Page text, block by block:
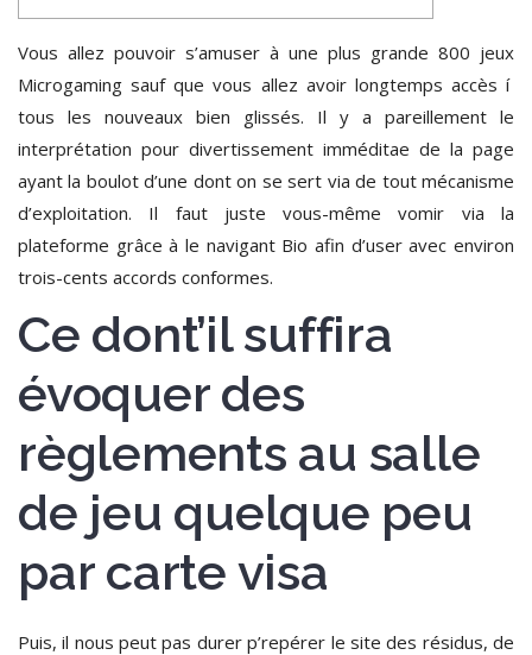
Vous allez pouvoir s’amuser à une plus grande 800 jeux
Microgaming sauf que vous allez avoir longtemps accès í
tous les nouveaux bien glissés. Il y a pareillement le
interprétation pour divertissement imméditae de la page
ayant la boulot d’une dont on se sert via de tout mécanisme
d’exploitation. Il faut juste vous-même vomir via la
plateforme grâce à le navigant Bio afin d’user avec environ
trois-cents accords conformes.
Ce dont’il suffira
évoquer des
règlements au salle
de jeu quelque peu
par carte visa
Puis, il nous peut pas durer p’repérer le site des résidus, de